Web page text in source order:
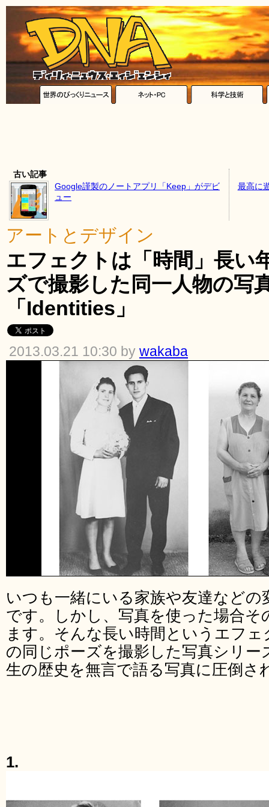
古い記事
Google謹製のノートアプリ「Keep」がデビ
ュー
最高に
アートとデザイン
エフェクトは「時間」長い
ズで撮影した同一人物の写
「Identities」
2013.03.21 10:30 by wakaba
いつも一緒にいる家族や友達など
です。しかし、写真を使った場合そ
ます。そんな長い時間というエフ
の同じポーズを撮影した写真シリー
生の歴史を無言で語る写真に圧倒さ
1.